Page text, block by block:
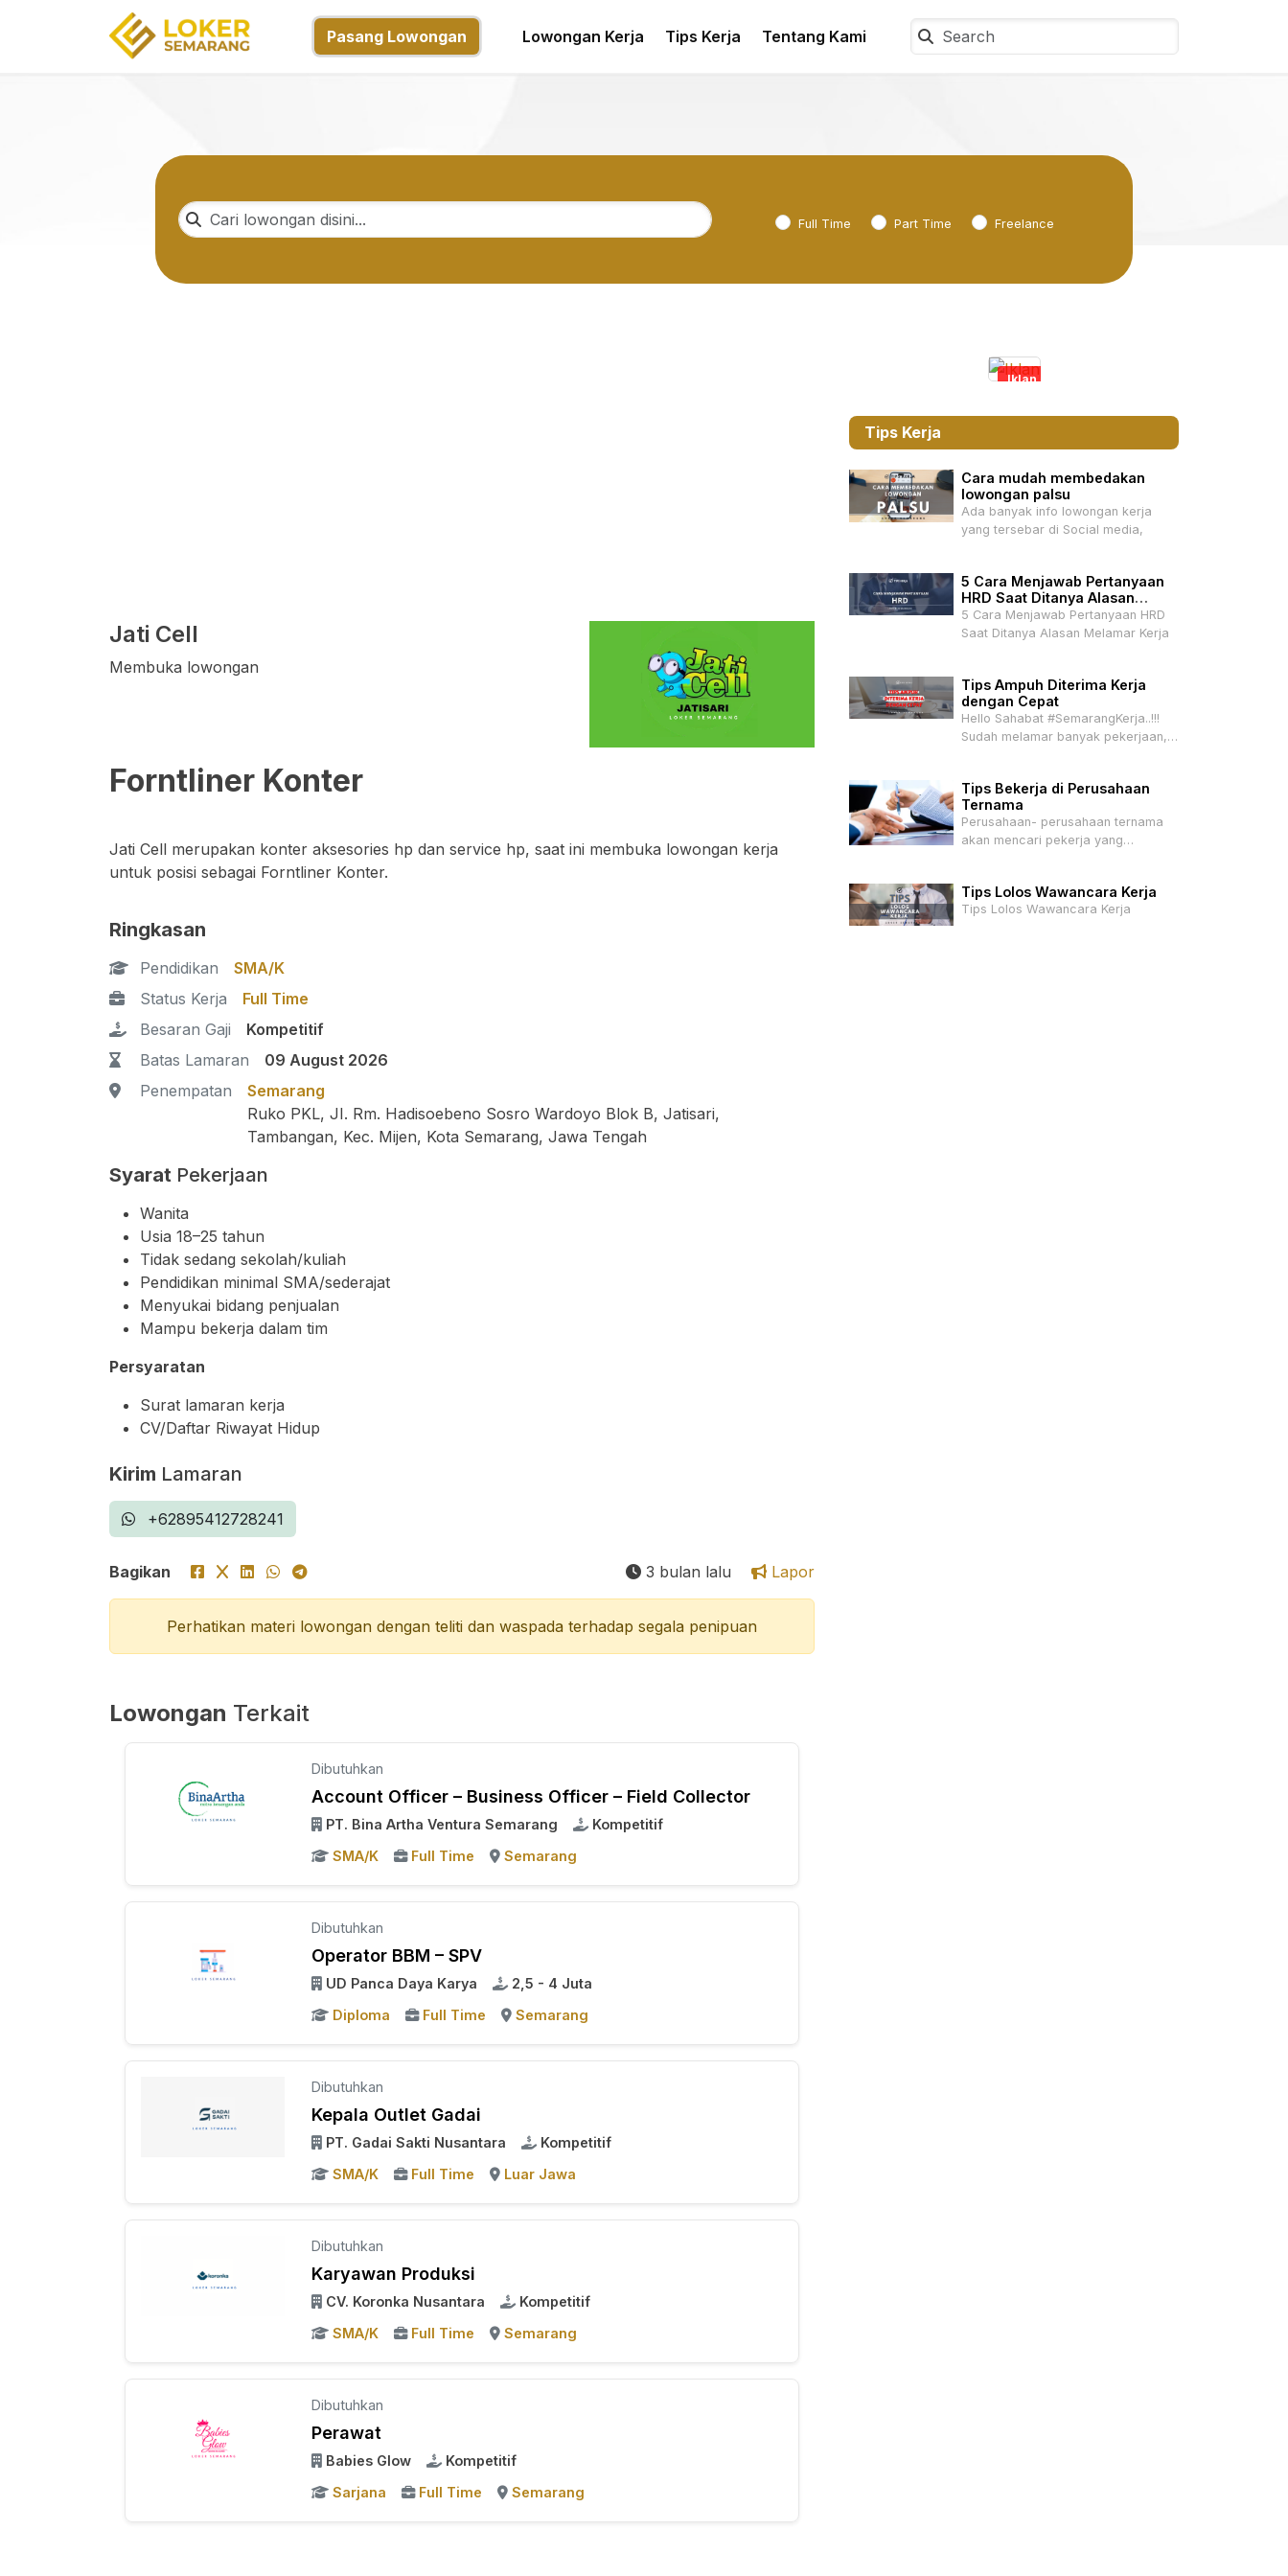
Pasang Lowongan Lowongan Kerja Tips Kerja Tentang Kami
Full Time Part Time Freelance
Jati Cell
Membuka lowongan
Forntliner Konter
Jati Cell merupakan konter aksesories hp dan service hp, saat ini membuka lowongan kerja
untuk posisi sebagai Forntliner Konter.
Ringkasan
Pendidikan
SMA/K
Status Kerja
Full Time
Besaran Gaji
Kompetitif
Batas Lamaran
09 August 2026
Penempatan
Semarang
Ruko PKL, JI. Rm. Hadisoebeno Sosro Wardoyo Blok B, Jatisari,
Tambangan, Kec. Mijen, Kota Semarang, Jawa Tengah
Syarat Pekerjaan
Wanita
Usia 18–25 tahun
Tidak sedang sekolah/kuliah
Pendidikan minimal SMA/sederajat
Menyukai bidang penjualan
Mampu bekerja dalam tim
Persyaratan
Surat lamaran kerja
CV/Daftar Riwayat Hidup
Kirim Lamaran
+62895412728241
Bagikan 3 bulan lalu Lapor
Perhatikan materi lowongan dengan teliti dan waspada terhadap segala penipuan
Lowongan Terkait
Dibutuhkan
Account Officer – Business Officer – Field Collector
PT. Bina Artha Ventura Semarang
Kompetitif
SMA/K
Full Time Semarang
Dibutuhkan
Operator BBM – SPV
UD Panca Daya Karya
2,5 - 4 Juta
Diploma
Full Time Semarang
Dibutuhkan
Kepala Outlet Gadai
PT. Gadai Sakti Nusantara
Kompetitif
SMA/K
Full Time Luar Jawa
Dibutuhkan
Karyawan Produksi
CV. Koronka Nusantara
Kompetitif
SMA/K
Full Time Semarang
Dibutuhkan
Perawat
Babies Glow
Kompetitif
Sarjana
Full Time Semarang
Iklan
Tips Kerja
Cara mudah membedakan
lowongan palsu
Ada banyak info lowongan kerja
yang tersebar di Social media,
5 Cara Menjawab Pertanyaan
HRD Saat Ditanya Alasan
Melamar Kerja
5 Cara Menjawab Pertanyaan HRD
Saat Ditanya Alasan Melamar Kerja
Tips Ampuh Diterima Kerja
dengan Cepat
Hello Sahabat #SemarangKerja..!!!
Sudah melamar banyak pekerjaan,
Tips Bekerja di Perusahaan
Ternama
Perusahaan- perusahaan ternama
akan mencari pekerja yang
Tips Lolos Wawancara Kerja
Tips Lolos Wawancara Kerja